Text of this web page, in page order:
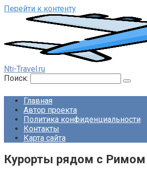
Перейти к контенту
Nti-Travel.ru
Поиск:
Главная
Автор проекта
Политика конфиденциальности
Контакты
Карта сайта
Курорты рядом с Римом